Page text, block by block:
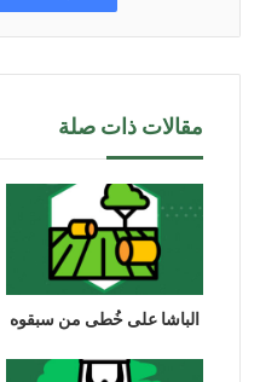
مقالات ذات صلة
الباشا على خُطى من سبقوه